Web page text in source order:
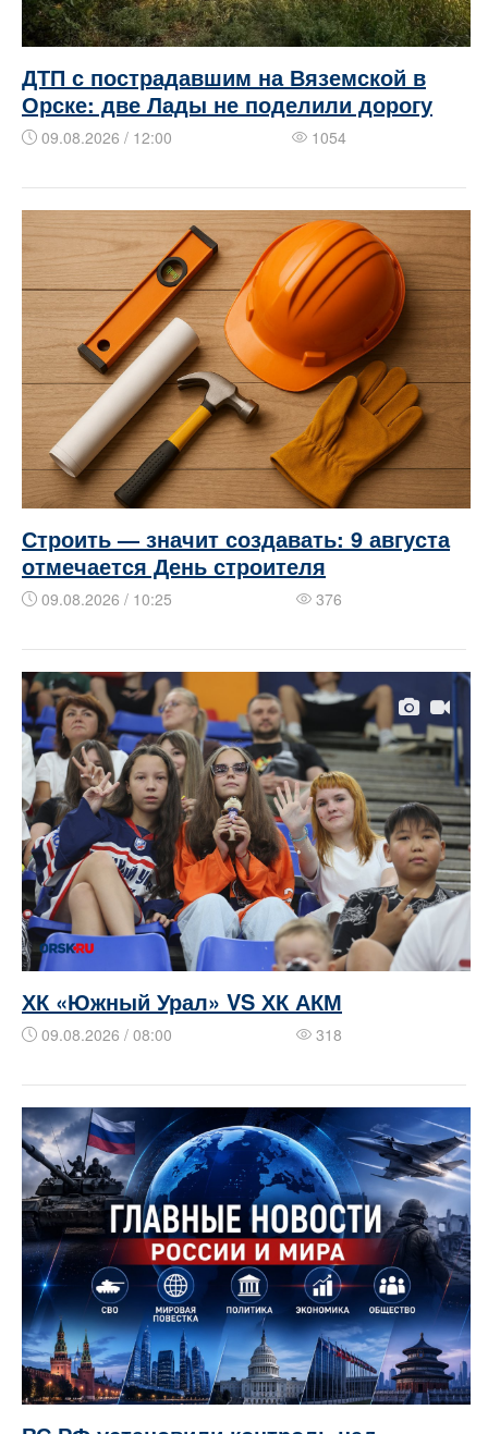
ДТП с пострадавшим на Вяземской в
Орске: две Лады не поделили дорогу
09.08.2026 / 12:00 1054
Строить — значит создавать: 9 августа
отмечается День строителя
09.08.2026 / 10:25 376
ХК «Южный Урал» VS ХК АКМ
09.08.2026 / 08:00 318